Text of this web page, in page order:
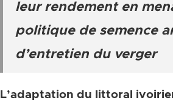
leur rendement en
politique de semence
d’entretien du verger
L’adaptation du littoral